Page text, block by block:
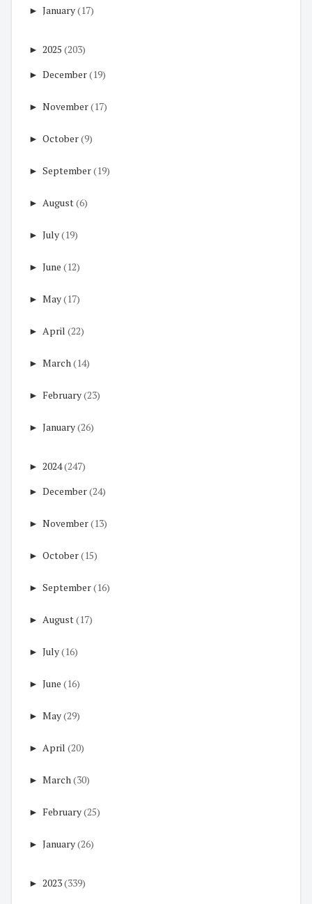
► January(17)
► 2025 (203)
► December(19)
► November(17)
► October(9)
► September(19)
► August(6)
► July(19)
► June (12)
► May(17)
► April (22)
► March (14)
► February(23)
► January(26)
► 2024(247)
► December(24)
► November(13)
► October(15)
► September(16)
► August(17)
► July(16)
► June (16)
► May(29)
► April (20)
► March (30)
► February(25)
► January(26)
► 2023(339)